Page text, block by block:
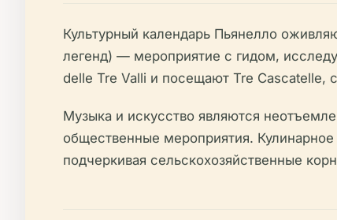
Культурный календарь Пьянелло
легенд) — мероприятие с гидом,
delle Tre Valli и посещают Tre Cascatelle,
Музыка и искусство являются
общественные мероприятия.
подчеркивая сельскохозяйственные